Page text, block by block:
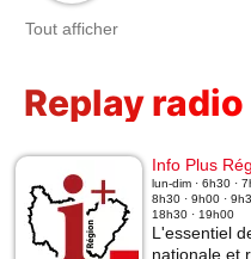
Tout afficher
Replay radio
Info Plus
lun-dim · 6h30 ·
8h30 · 9h00 ·
18h30 · 19h00
L'essentiel
nationale et